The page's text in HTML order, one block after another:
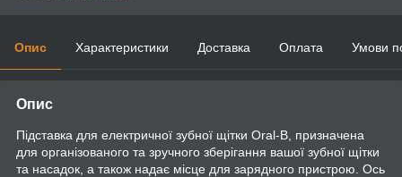
Опис Характеристики Доставка Оплата Умови
Опис
Підставка для електричної зубної щітки Oral-B, призначена
для організованого та зручного зберігання вашої зубної щітки
та насадок, а також надає місце для зарядного пристрою. Ось